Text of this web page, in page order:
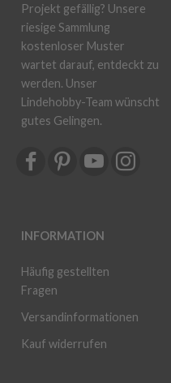
Projekt gefällig? Unsere
riesige Sammlung
kostenloser Muster
wartet darauf, entdeckt zu
werden. Unser
Lindehobby-Team wünscht
gutes Gelingen.
INFORMATION
Häufig gestellten
Fragen
Versandinformationen
Kauf widerrufen